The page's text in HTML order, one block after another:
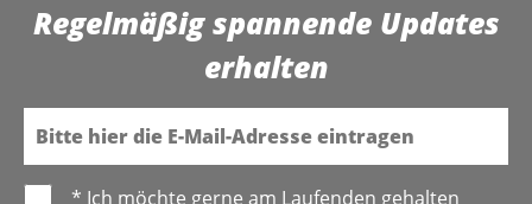
Regelmäßig spannende Updates
erhalten
E-Mail
* Ich möchte gerne am Laufenden gehalten